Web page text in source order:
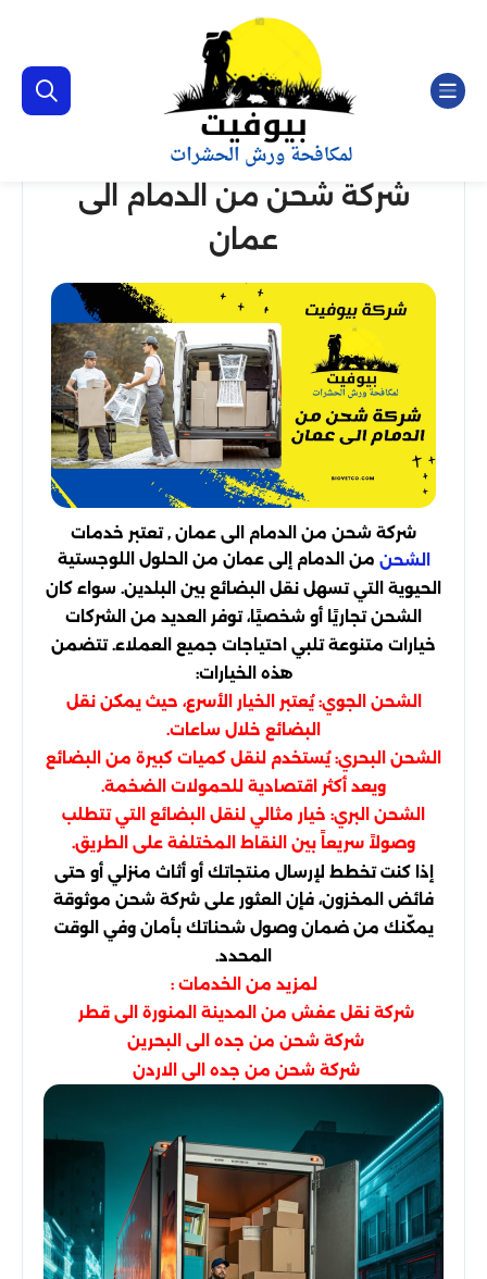
شركة شحن من الدمام الى
عمان
شركة شحن من الدمام الى عمان , تعتبر خدمات
الشحن من الدمام إلى عمان من الحلول اللوجستية
الحيوية التي تسهل نقل البضائع بين البلدين. سواء كان
الشحن تجاريًا أو شخصيًا، توفر العديد من الشركات
خيارات متنوعة تلبي احتياجات جميع العملاء. تتضمن
هذه الخيارات:
الشحن الجوي: يُعتبر الخيار الأسرع، حيث يمكن نقل
البضائع خلال ساعات.
الشحن البحري: يُستخدم لنقل كميات كبيرة من البضائع
ويعد أكثر اقتصادية للحمولات الضخمة.
الشحن البري: خيار مثالي لنقل البضائع التي تتطلب
وصولاً سريعاً بين النقاط المختلفة على الطريق.
إذا كنت تخطط لإرسال منتجاتك أو أثاث منزلي أو حتى
فائض المخزون، فإن العثور على شركة شحن موثوقة
يمكّنك من ضمان وصول شحناتك بأمان وفي الوقت
المحدد.
لمزيد من الخدمات :
شركة نقل عفش من المدينة المنورة الى قطر
شركة شحن من جده الى البحرين
شركة شحن من جده الى الاردن